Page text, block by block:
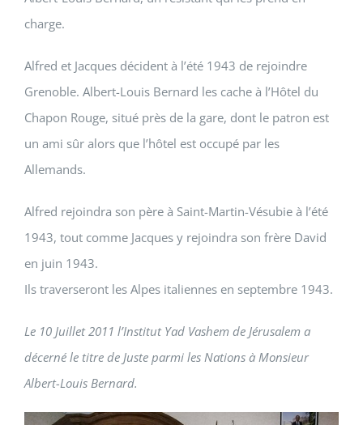
charge.
Alfred et Jacques décident à l’été 1943 de rejoindre
Grenoble. Albert-Louis Bernard les cache à l’Hôtel du
Chapon Rouge, situé près de la gare, dont le patron est
un ami sûr alors que l’hôtel est occupé par les
Allemands.
Alfred rejoindra son père à Saint-Martin-Vésubie à l’été
1943, tout comme Jacques y rejoindra son frère David
en juin 1943.
Ils traverseront les Alpes italiennes en septembre 1943.
Le 10 Juillet 2011 l’Institut Yad Vashem de Jérusalem a
décerné le titre de Juste parmi les Nations à Monsieur
Albert-Louis Bernard.